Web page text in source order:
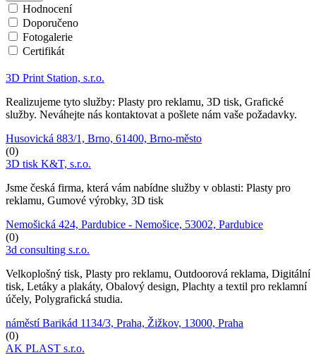
Hodnocení
Doporučeno
Fotogalerie
Certifikát
3D Print Station, s.r.o.
Realizujeme tyto služby: Plasty pro reklamu, 3D tisk, Grafické
služby. Neváhejte nás kontaktovat a pošlete nám vaše požadavky.
Husovická 883/1, Brno, 61400, Brno-město
(0)
3D tisk K&T, s.r.o.
Jsme česká firma, která vám nabídne služby v oblasti: Plasty pro
reklamu, Gumové výrobky, 3D tisk
Nemošická 424, Pardubice - Nemošice, 53002, Pardubice
(0)
3d consulting s.r.o.
Velkoplošný tisk, Plasty pro reklamu, Outdoorová reklama, Digitální
tisk, Letáky a plakáty, Obalový design, Plachty a textil pro reklamní
účely, Polygrafická studia.
náměstí Barikád 1134/3, Praha, Žižkov, 13000, Praha
(0)
AK PLAST s.r.o.